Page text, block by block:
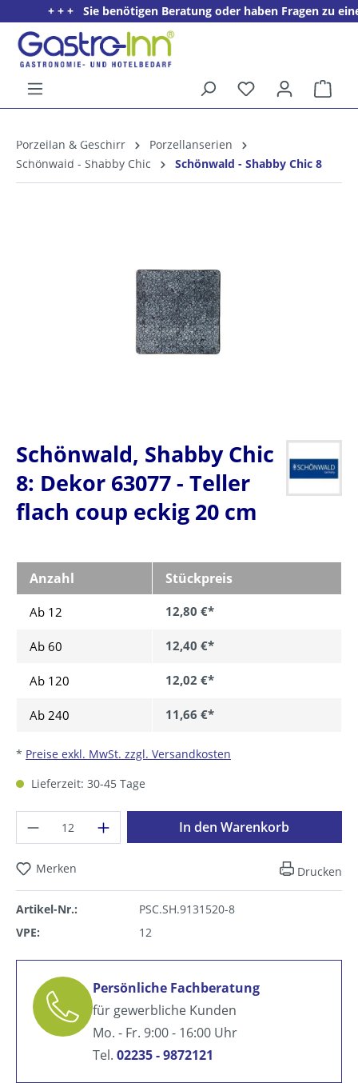
springen
+ + + Sie benötigen Beratung oder haben Fragen zu
Willkommens­rabatt**
für neue Kunden
Porzellan & Geschirr
Porzellanserien
Schönwald - Shabby Chic
Schönwald - Shabby Chic 8
Schönwald, Shabby Chic
8: Dekor 63077 - Teller
flach coup eckig 20 cm
Anzahl Stückpreis
Ab 12 12,80 €*
Ab 60 12,40 €*
Ab 120 12,02 €*
Ab 240 11,66 €*
* Preise exkl. MwSt. zzgl. Versandkosten
Lieferzeit: 30-45 Tage
Produkt Anzahl: Gib den gewünschten
In den Warenkorb
Merken Drucken
Artikel-Nr.:
PSC.SH.9131520-8
VPE:
12
Persönliche Fachberatung
für gewerbliche Kunden
Mo. - Fr. 9:00 - 16:00 Uhr
Tel. 02235 - 9872121